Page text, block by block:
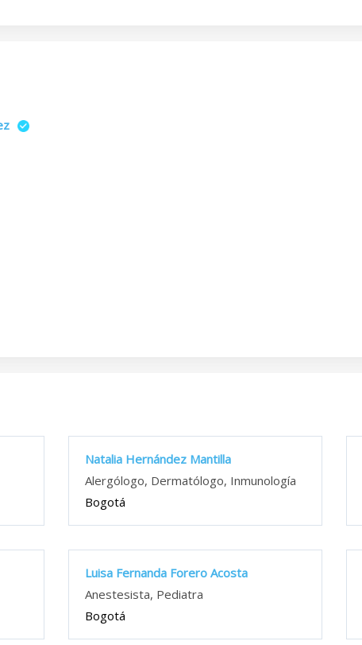
Natalia Hernández Mantilla
Alergólogo, Dermatólogo, Inmunología
Bogotá
Luisa Fernanda Forero Acosta
Anestesista, Pediatra
Bogotá